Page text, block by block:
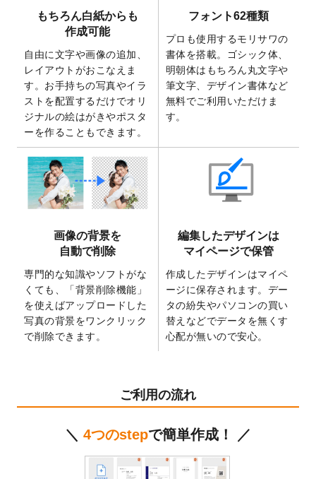
2025/7/30
キャンバスプリントのデザインテンプレー
トを追加いたしました。
2025/6/30
暑中見舞いのデザインテンプレートを追加
しました。
2025/6/27
キャンバスプリントのデザインテンプレー
トを追加いたしました。
2025/6/24
2026年版1月始まりのカレンダーデザイン
テンプレートを公開いたしました。
2025/6/9
「背景削除機能
」を実装しました。
2025/4/3
DMのデザインテンプレートを追加しまし
た。
を追加しました。
マスキングテープのデザインテンプレート
を追加しました。
2025/1/15
配置できるデータ形式が増えました。
（pdf、psd、eps、tifに対応）
2024/12/24
2025年版4月始まりのカレンダーデザイン
箔押し年賀状のデザインテンプレート
ステッカーのデザインテンプレート
しました。
2025年巳年の年賀状デザインテンプレート
もちろん白紙からも
作成可能
自由に文字や画像の追加、
レイアウトがおこなえま
す。お手持ちの写真やイラ
ストを配置するだけでオリ
ジナルの絵はがきやポスタ
ーを作ることもできます。
フォント62種類
プロも使用するモリサワの
書体を搭載。ゴシック体、
明朝体はもちろん丸文字や
筆文字、デザイン書体など
無料でご利用いただけま
す。
画像の背景を
自動で削除
専門的な知識やソフトがな
くても、「背景削除機能」
を使えばアップロードした
写真の背景をワンクリック
で削除できます。
編集したデザインは
マイページで保管
作成したデザインはマイペ
ージに保存されます。デー
タの紛失やパソコンの買い
替えなどでデータを無くす
心配が無いので安心。
ご利用の流れ
＼ 4つのstepで簡単作成！ ／